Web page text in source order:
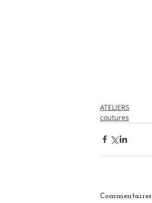
ATELIERS
coutures
Commentaires